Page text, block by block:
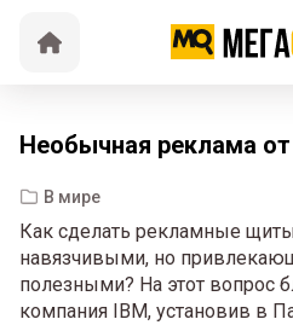
Необычная реклама от
В мире
Как сделать рекламные
навязчивыми, но
полезными? На этот вопрос
компания IBM, установив в